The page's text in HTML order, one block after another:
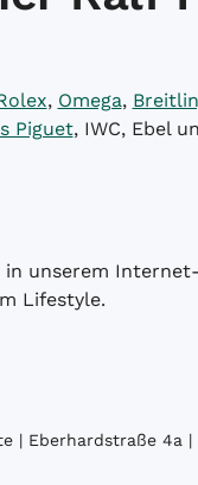
, Omega,
Piguet, IWC, Ebel
unserem
Lifestyle.
| Eberhardstraße 4a |